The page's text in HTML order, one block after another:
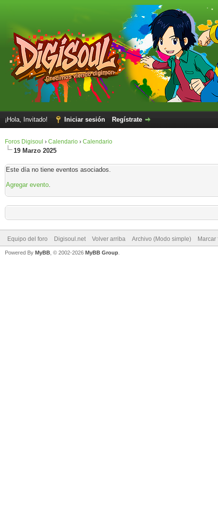
¡Hola, Invitado! Iniciar sesión Regístrate
Foros Digisoul › Calendario › Calendario
19 Marzo 2025
Este día no tiene eventos asociados.
Agregar evento.
Equipo del foro Digisoul.net Volver arriba Archivo (Modo simple)
Powered By MyBB , © 2002-2026 MyBB Group